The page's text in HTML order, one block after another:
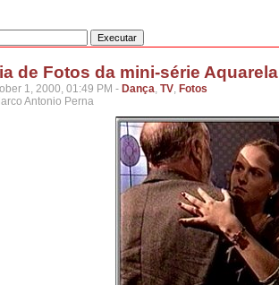
de Fotos da mini-série
1, 2000, 01:49 PM - Dança, TV, Fotos
Antonio Perna